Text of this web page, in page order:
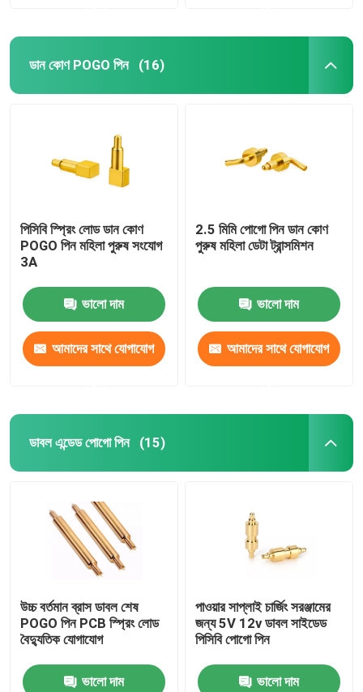
ডান কোণ POGO পিন (16)
পিসিবি স্প্রিং লোড ডান কোণ
POGO পিন মহিলা পুরুষ সংযোগ
3A
ভালো দাম
আমাদের সাথে যোগাযোগ
2.5 মিমি পোগো পিন ডান কোণ
পুরুষ মহিলা ডেটা ট্রান্সমিশন
ভালো দাম
আমাদের সাথে যোগাযোগ
ডাবল এন্ডেড পোগো পিন (15)
উচ্চ বর্তমান ব্রাস ডাবল শেষ
POGO পিন PCB স্প্রিং লোড
বৈদ্যুতিক যোগাযোগ
ভালো দাম
পাওয়ার সাপ্লাই চার্জিং সরঞ্জামের
জন্য 5V 12v ডাবল সাইডেড
পিসিবি পোগো পিন
ভালো দাম